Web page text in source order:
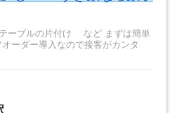
ーブルの片付け など まずは簡単